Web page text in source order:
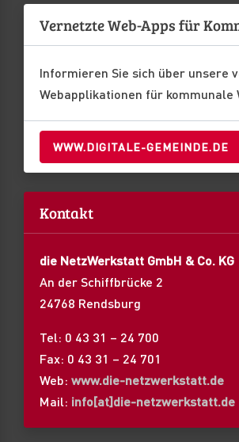
Vernetzte Web-Apps für
Informieren Sie sich über unsere
Webapplikationen für kommunale
WWW.DIGITALE-GEMEINDE.DE
Kontakt
die NetzWerkstatt GmbH & Co. KG
An der Schiffbrücke 2
24768 Rendsburg
Tel: 0 43 31 – 24 700
Fax: 0 43 31 – 24 701
Web: www.die-netzwerkstatt.de
Mail: info[at]die-netzwerkstatt.de